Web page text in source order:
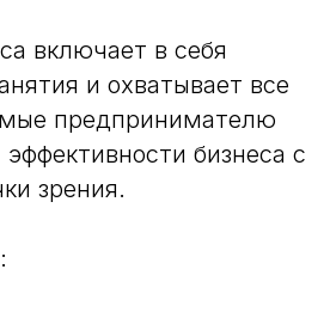
включает в себя
и охватывает все
предпринимателю
бизнеса с
зрения.